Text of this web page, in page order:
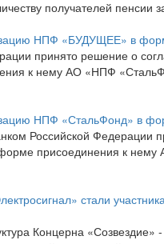
получателей пенсии
НПФ «БУДУЩЕЕ» в
принято решение о
к нему АО «НПФ
НПФ «СтальФонд» в
Российской Федерации
присоединения к
стали
Концерна «Созвездие»